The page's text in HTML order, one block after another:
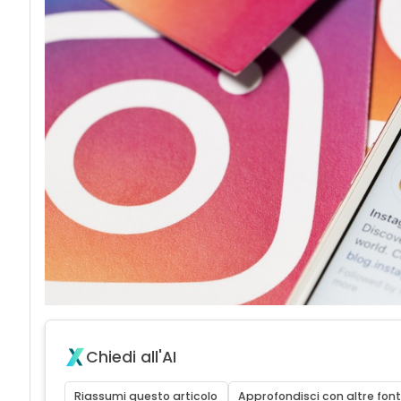
Chiedi all'AI
Riassumi questo articolo Approfondisci con altre